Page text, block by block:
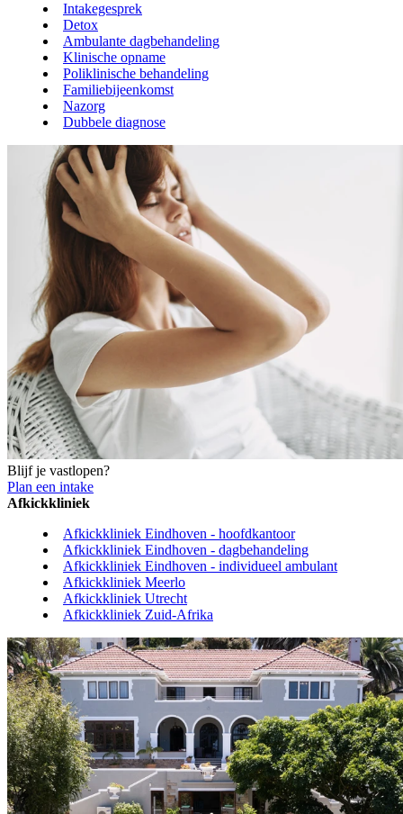
Intakegesprek
Detox
Ambulante dagbehandeling
Klinische opname
Poliklinische behandeling
Familiebijeenkomst
Nazorg
Dubbele diagnose
Blijf je vastlopen?
Plan een intake
Afkickkliniek
Afkickkliniek Eindhoven - hoofdkantoor
Afkickkliniek Eindhoven - dagbehandeling
Afkickkliniek Eindhoven - individueel ambulant
Afkickkliniek Meerlo
Afkickkliniek Utrecht
Afkickkliniek Zuid-Afrika